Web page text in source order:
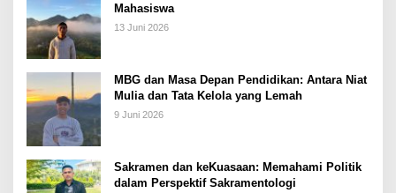
Mahasiswa
13 Juni 2026
MBG dan Masa Depan Pendidikan: Antara Niat
Mulia dan Tata Kelola yang Lemah
9 Juni 2026
Sakramen dan keKuasaan: Memahami Politik
dalam Perspektif Sakramentologi